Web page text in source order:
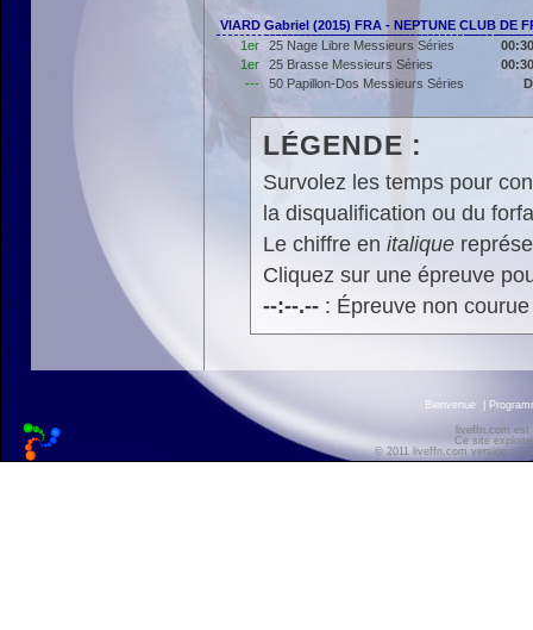
VIARD Gabriel (2015) FRA - NEPTUNE CLUB DE
1er
25 Nage Libre Messieurs Séries
1er
25 Brasse Messieurs Séries
---
50 Papillon-Dos Messieurs Séries
LÉGENDE :
Survolez les temps pour
la disqualification ou du
Le chiffre en italique
Cliquez sur une épreuve
--:--.--: Épreuve non
Bienvenue
liveffn.com est
Ce site
© 2011 liveffn.com version :